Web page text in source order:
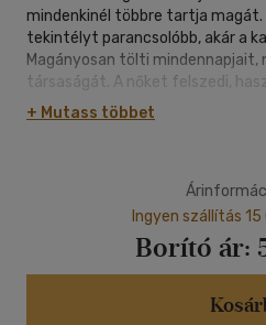
mindenkinél többre tartja magát.
tekintélyt parancsolóbb, akár a
Magányosan tölti mindennapjait,
társaságát. A nőket felszedi,
Egy nap azonban váratlan dolog
eszméletlen nőre, akit
A nő, akinek nincsenek emlékei. A
A nő, aki nem bírja elviselni a férfi
Mi történik, ha visszatérnek az
A férfi hajlandó feláldozni
+ Mutass többet
Ingyen szállítás
Borító ár: